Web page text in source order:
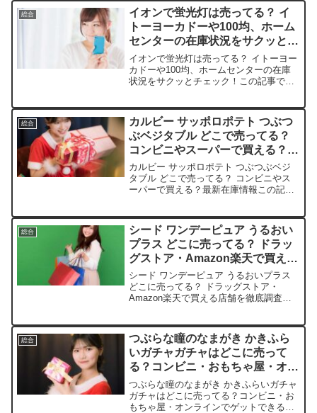
します。肌荒れに悩む皆さんの味方です
よ。店舗平均価格（税込）在...
総合
イオンで蛍光灯は売ってる？ イ
トーヨーカドーや100均、ホーム
センターの在庫状況をサクッとチ
ェック！
イオンで蛍光灯は売ってる？ イトーヨー
カドーや100均、ホームセンターの在庫
状況をサクッとチェック！この記事では
します。突然の蛍光灯切れに困っていま
せんか？ すぐに解決...
総合
カルビー サッポロポテト つぶつ
ぶベジタブル どこで売ってる？
コンビニやスーパーで買える？最
新在庫情報
カルビー サッポロポテト つぶつぶベジ
タブル どこで売ってる？ コンビニやス
ーパーで買える？最新在庫情報この記事
均的な値段、安く買える場所などを手短
に紹介します。野菜...
総合
シード ワンデーピュア うるおい
プラス どこに売ってる？ ドラッ
グストア・Amazon楽天で買える
店舗を徹底調査！
シード ワンデーピュア うるおいプラス
どこに売ってる？ ドラッグストア・
Amazon楽天で買える店舗を徹底調査！
平均的な値段、安く買える場所などを手
短に紹介します。...
総合
つぶらな瞳のなまがき かきふら
いガチャガチャはどこに売って
る？コンビニ・おもちゃ屋・オン
ラインでゲットできる場所を完全
網羅！
つぶらな瞳のなまがき かきふらいガチャ
ガチャはどこに売ってる？コンビニ・お
もちゃ屋・オンラインでゲットできる場